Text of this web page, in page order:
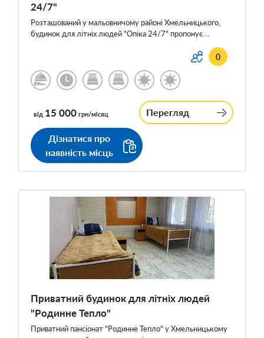
24/7"
Розташований у мальовничому районі Хмельницького,
будинок для літніх людей "Опіка 24/7" пропонує…
0
від 15 000 грн/місяц Перегляд
Дізнатися про
наявність місць
Приватний будинок для літніх людей
"Родинне Тепло"
Приватний пансіонат "Родинне Тепло" у Хмельницькому